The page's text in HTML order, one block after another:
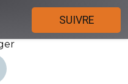
SUIVRE